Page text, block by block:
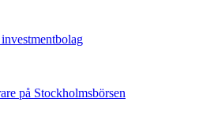
på Stockholmsbörsen